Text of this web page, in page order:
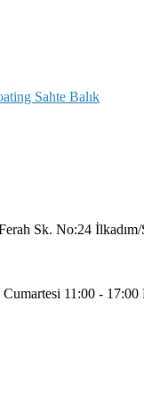
Sahte Balık
Sk. No:24
11:00 - 17:00